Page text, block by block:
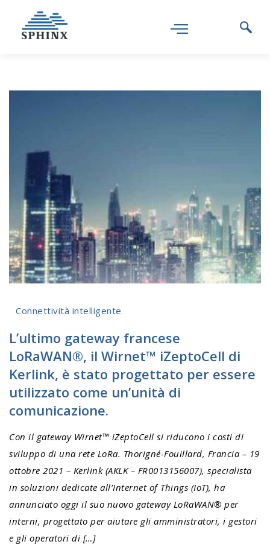
Connettività intelligente
L’ultimo gateway francese
LoRaWAN®, il Wirnet™ iZeptoCell di
Kerlink, è stato progettato per essere
utilizzato come un’unità di
comunicazione.
Con il gateway Wirnet™ iZeptoCell si riducono i costi di
sviluppo di una rete LoRa. Thorigné-Fouillard, Francia – 19
ottobre 2021 – Kerlink (AKLK – FR0013156007), specialista
in soluzioni dedicate all’Internet of Things (IoT), ha
annunciato oggi il suo nuovo gateway LoRaWAN® per
interni, progettato per aiutare gli amministratori, i gestori
e gli operatori di […]